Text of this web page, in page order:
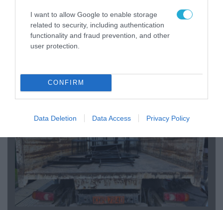
I want to allow Google to enable storage
related to security, including authentication
functionality and fraud prevention, and other
user protection.
CONFIRM
Data Deletion Data Access Privacy Policy
07.08.2026 | 20:02
Ο Γιάννης Αλαφούζος «τέλειωσε» τον
απομάκρυνσής του